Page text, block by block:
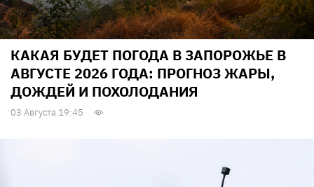
КАКАЯ БУДЕТ ПОГОДА В ЗАПОРОЖЬЕ В
АВГУСТЕ 2026 ГОДА: ПРОГНОЗ ЖАРЫ,
ДОЖДЕЙ И ПОХОЛОДАНИЯ
03 Августа 19:45